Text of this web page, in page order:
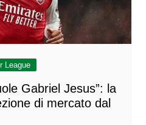
League
Gabriel Jesus”: la
di mercato dal